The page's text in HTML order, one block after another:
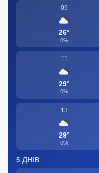
09
26°
0%
11
29°
0%
13
29°
0%
5 ДНІВ